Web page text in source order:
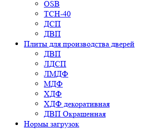
OSB
ТСН-40
ДСП
ДВП
Плиты для производства дверей
ДВП
ЛДСП
ЛМДФ
МДФ
ХДФ
ХДФ декоративная
ДВП Окрашенная
Нормы загрузок